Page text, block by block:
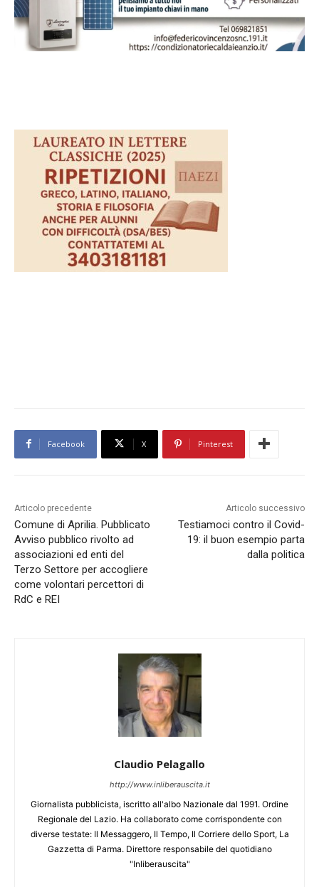
Facebook X Pinterest
Articolo precedente
Comune di Aprilia. Pubblicato
Avviso pubblico rivolto ad
associazioni ed enti del
Terzo Settore per accogliere
come volontari percettori di
RdC e REI
Articolo successivo
Testiamoci contro il Covid-
19: il buon esempio parta
dalla politica
Claudio Pelagallo
http://www.inliberauscita.it
Giornalista pubblicista, iscritto all'albo Nazionale dal 1991. Ordine
Regionale del Lazio. Ha collaborato come corrispondente con
diverse testate: Il Messaggero, Il Tempo, Il Corriere dello Sport, La
Gazzetta di Parma. Direttore responsabile del quotidiano
"Inliberauscita"